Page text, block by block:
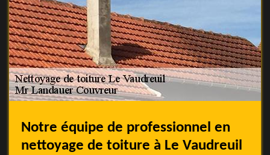
Notre équipe de professionnel en
nettoyage de toiture à Le Vaudreuil